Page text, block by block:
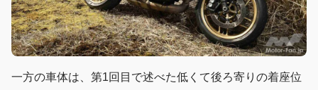
一方の車体は、第1回目で述べた低くて後ろ寄りの着座位